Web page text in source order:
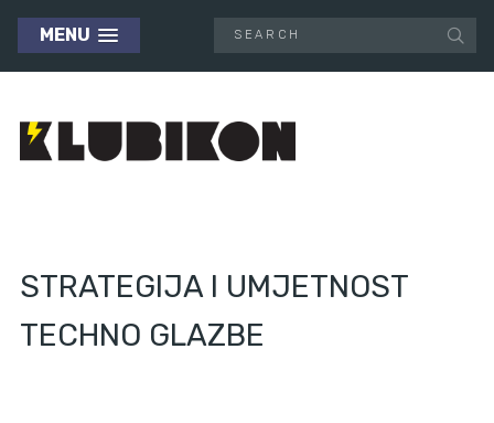
MENU
STRATEGIJA I UMJETNOST
TECHNO GLAZBE